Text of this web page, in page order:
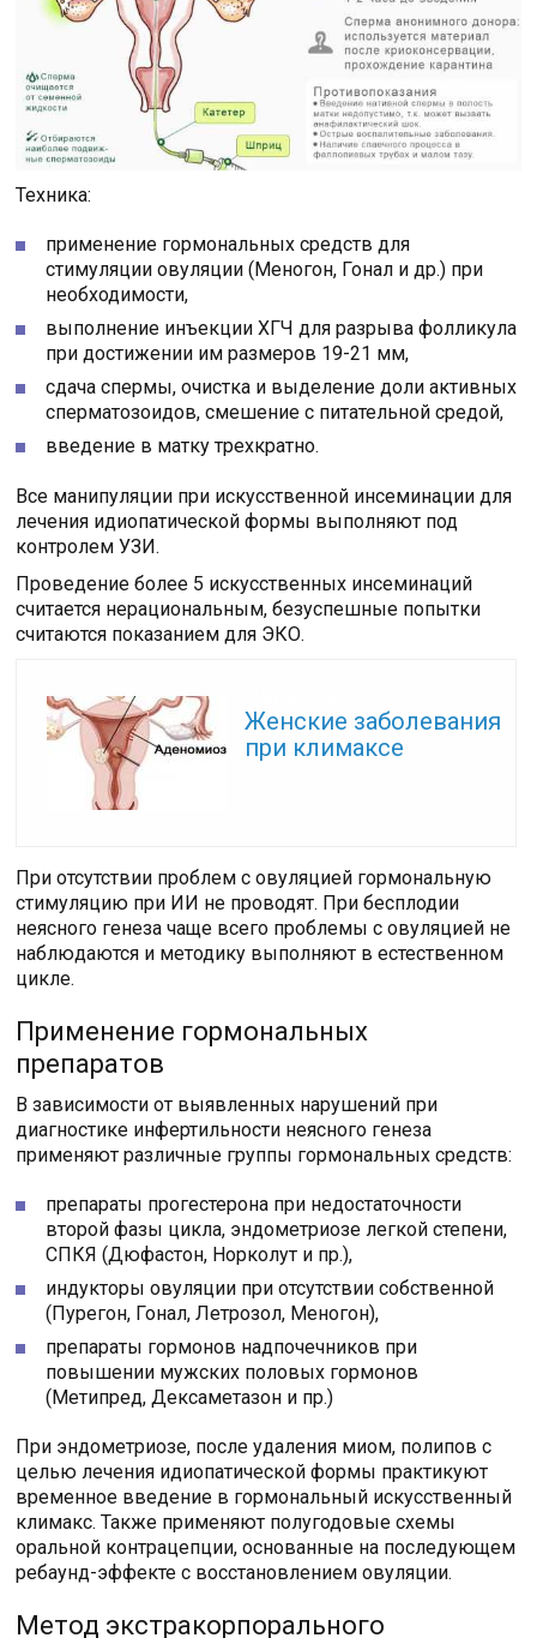
Техника:
применение гормональных средств для
стимуляции овуляции (Меногон, Гонал и др.) при
необходимости,
выполнение инъекции ХГЧ для разрыва фолликула
при достижении им размеров 19-21 мм,
сдача спермы, очистка и выделение доли активных
сперматозоидов, смешение с питательной средой,
введение в матку трехкратно.
Все манипуляции при искусственной инсеминации для
лечения идиопатической формы выполняют под
контролем УЗИ.
Проведение более 5 искусственных инсеминаций
считается нерациональным, безуспешные попытки
считаются показанием для ЭКО.
Женские заболевания
при климаксе
При отсутствии проблем с овуляцией гормональную
стимуляцию при ИИ не проводят. При бесплодии
неясного генеза чаще всего проблемы с овуляцией не
наблюдаются и методику выполняют в естественном
цикле.
Применение гормональных
препаратов
В зависимости от выявленных нарушений при
диагностике инфертильности неясного генеза
применяют различные группы гормональных средств:
препараты прогестерона при недостаточности
второй фазы цикла, эндометриозе легкой степени,
СПКЯ (Дюфастон, Норколут и пр.),
индукторы овуляции при отсутствии собственной
(Пурегон, Гонал, Летрозол, Меногон),
препараты гормонов надпочечников при
повышении мужских половых гормонов
(Метипред, Дексаметазон и пр.)
При эндометриозе, после удаления миом, полипов с
целью лечения идиопатической формы практикуют
временное введение в гормональный искусственный
климакс. Также применяют полугодовые схемы
оральной контрацепции, основанные на последующем
ребаунд-эффекте с восстановлением овуляции.
Метод экстракорпорального